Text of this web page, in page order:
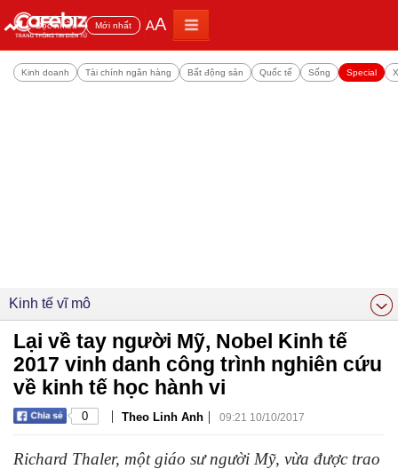
Đọc nhiều Mới nhất AA
Kinh doanh Tài chính ngân hàng Bất động sản Quốc tế Sống Special
Kinh tế vĩ mô
Lại về tay người Mỹ, Nobel Kinh tế
2017 vinh danh công trình nghiên cứu
về kinh tế học hành vi
0 | Theo Linh Anh | 09:21 10/10/2017
Richard Thaler, một giáo sư người Mỹ, vừa được trao